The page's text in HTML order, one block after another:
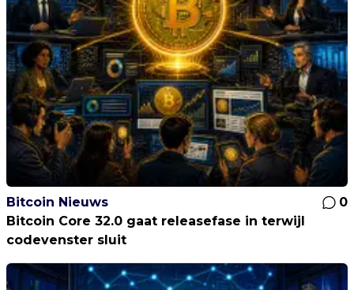
Bitcoin Nieuws
0
Bitcoin Core 32.0 gaat releasefase in terwijl
codevenster sluit